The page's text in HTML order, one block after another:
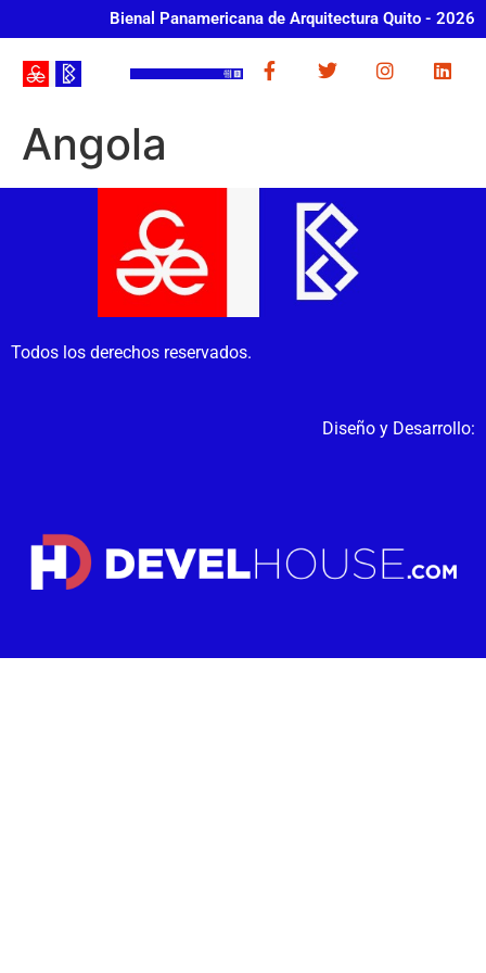
Bienal Panamericana de Arquitectura Quito - 2026
Angola
Todos los derechos reservados.
Diseño y Desarrollo: